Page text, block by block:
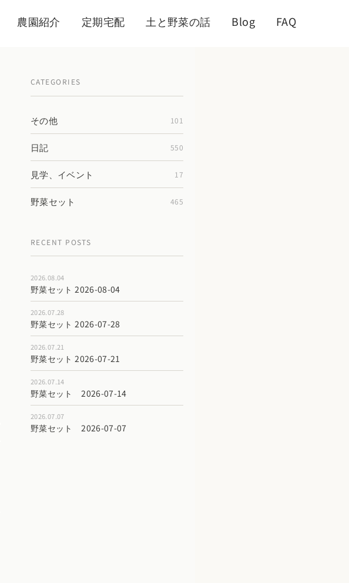
農園紹介 定期宅配 土と野菜の話 Blog FAQ
CATEGORIES
その他 101
日記 550
見学、イベント 17
野菜セット 465
RECENT POSTS
2026.08.04
野菜セット 2026-08-04
2026.07.28
野菜セット 2026-07-28
2026.07.21
野菜セット 2026-07-21
2026.07.14
野菜セット 2026-07-14
2026.07.07
野菜セット 2026-07-07